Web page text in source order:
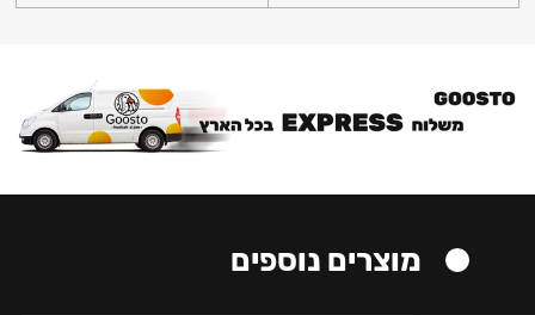
מוצרים נוספים